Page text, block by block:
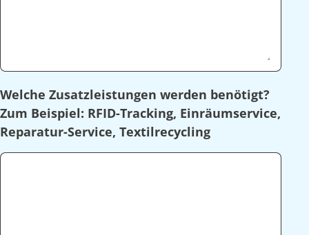
Welche Zusatzleistungen werden benötigt?
Zum Beispiel: RFID-Tracking, Einräumservice,
Reparatur-Service, Textilrecycling